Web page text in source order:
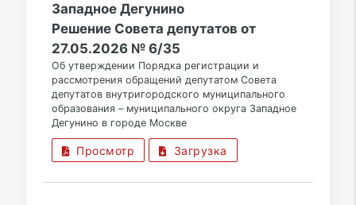
Западное Дегунино
Решение Совета депутатов от
27.05.2026 № 6/35
Об утверждении Порядка регистрации и
рассмотрения обращений депутатом Совета
депутатов внутригородского муниципального
образования – муниципального округа Западное
Дегунино в городе Москве
Просмотр Загрузка